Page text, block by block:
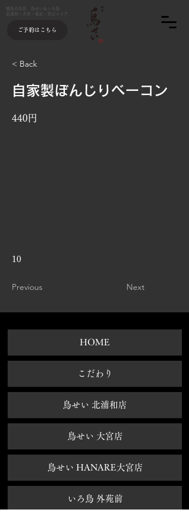
焼鳥の名店 鳥せい＆いろ鳥
北浦和・大宮・東京・青山エリア
ご予約はこちら
< Back
自家製ぼんじりベーコン
440円
10
Previous Next
HOME
​こだわり
鳥せい 北浦和店
鳥せい 大宮店
鳥せい HANARE大宮店
いろ鳥 外苑前